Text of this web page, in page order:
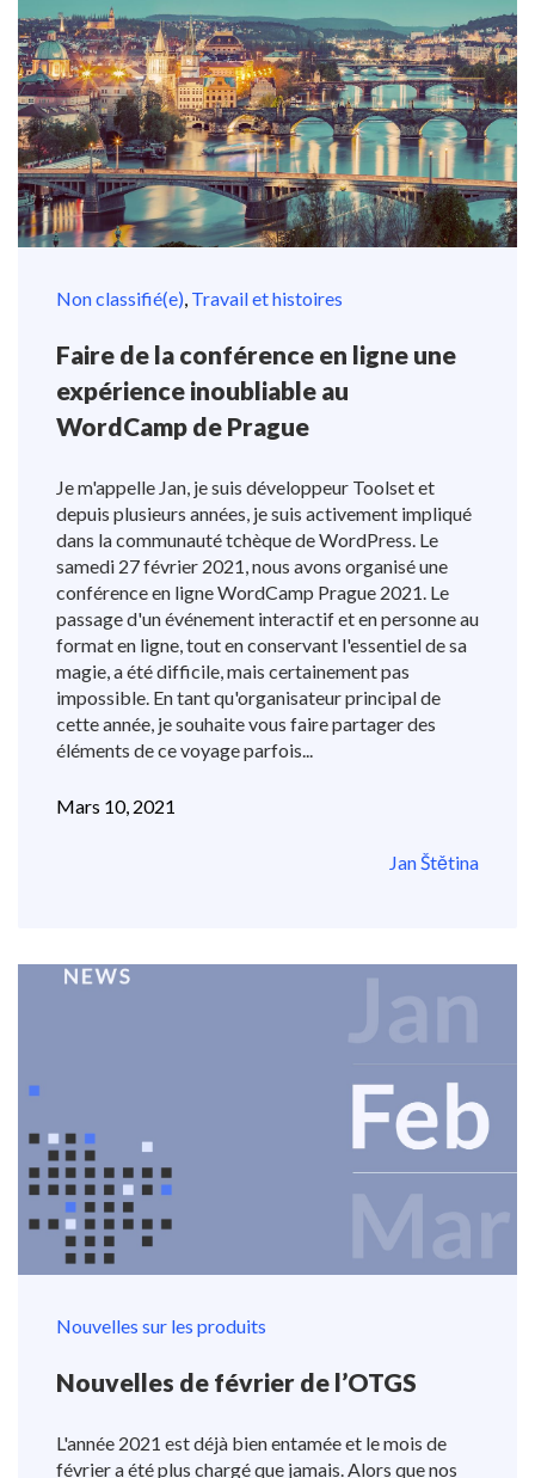
Non classifié(e) Travail et histoires
Faire de la conférence en ligne une
expérience inoubliable au
WordCamp de Prague
Je m'appelle Jan, je suis développeur Toolset et
depuis plusieurs années, je suis activement impliqué
dans la communauté tchèque de WordPress. Le
samedi 27 février 2021, nous avons organisé une
conférence en ligne WordCamp Prague 2021. Le
passage d'un événement interactif et en personne au
format en ligne, tout en conservant l'essentiel de sa
magie, a été difficile, mais certainement pas
impossible. En tant qu'organisateur principal de
cette année, je souhaite vous faire partager des
éléments de ce voyage parfois...
Mars 10, 2021
Jan Štětina
Nouvelles sur les produits
Nouvelles de février de l’OTGS
L'année 2021 est déjà bien entamée et le mois de
février a été plus chargé que jamais. Alors que nos